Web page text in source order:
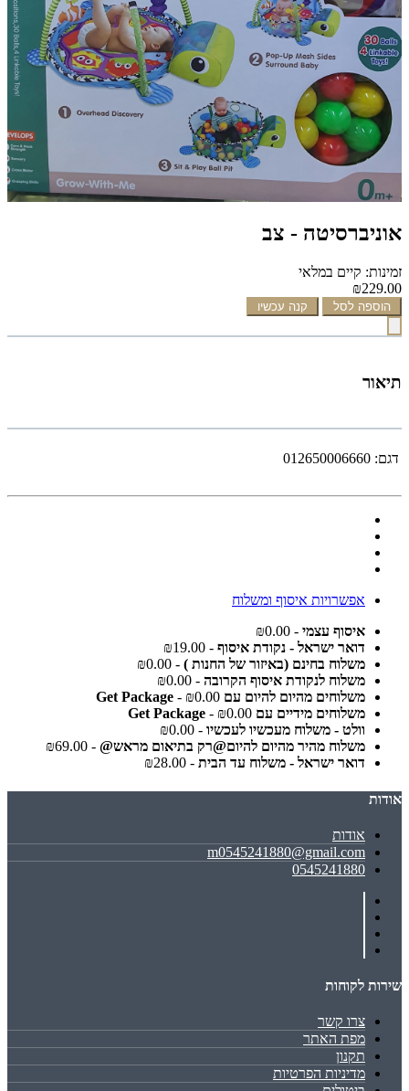
אוניברסיטה - צב
זמינות: קיים במלאי
₪229.00
הוספה לסל קנה עכשיו
תיאור
דגם: 012650006660
אפשרויות איסוף ומשלוח
איסוף עצמי - ₪0.00
דואר ישראל - נקודת איסוף - ₪19.00
משלוח בחינם (באיזור של החנות ) - ₪0.00
משלוח לנקודת איסוף הקרובה - ₪0.00
משלוחים מהיום להיום עם Get Package - ₪0.00
משלוחים מידיים עם Get Package - ₪0.00
וולט - משלוח מעכשיו לעכשיו - ₪0.00
משלוח מהיר מהיום להיום@רק בתיאום מראש@ - ₪69.00
דואר ישראל - משלוח עד הבית - ₪28.00
אודות
אודות
m0545241880@gmail.com
0545241880
שירות לקוחות
צרו קשר
מפת האתר
תקנון
מדיניות הפרטיות